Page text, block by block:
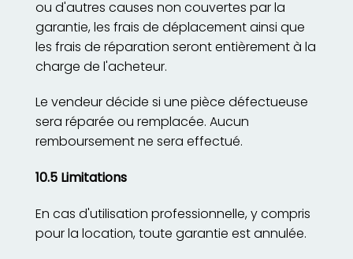
ou d'autres causes non couvertes par la
garantie, les frais de déplacement ainsi que
les frais de réparation seront entièrement à la
charge de l'acheteur.
Le vendeur décide si une pièce défectueuse
sera réparée ou remplacée. Aucun
remboursement ne sera effectué.
10.5 Limitations
En cas d'utilisation professionnelle, y compris
pour la location, toute garantie est annulée.